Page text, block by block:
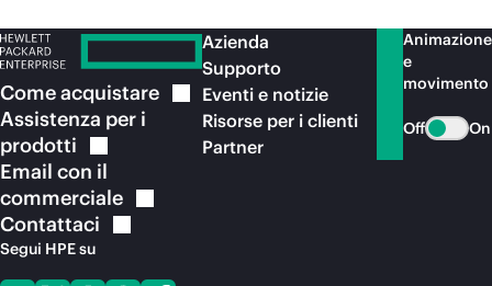
Comeacquistare
Assistenza per i
prodotti
Email con il
commerciale
Contattaci
Segui HPE su
Azienda
Supporto
Eventi e notizie
Risorse per i clienti
Partner
Animazione
e
movimento
Off On